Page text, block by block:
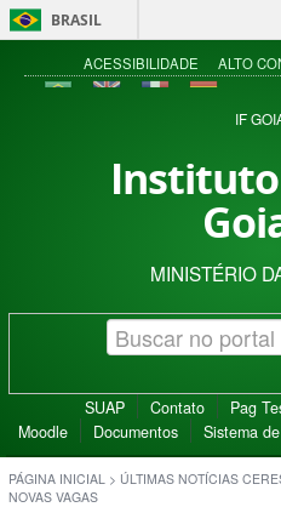
BRASIL
ACESSIBILIDADE ALTO
IF
MINISTÉRIO
SUAP Contato Pag
Moodle
Documentos Sistema
PÁGINA INICIAL > ÚLTIMAS NOTÍCIAS
NOVAS VAGAS